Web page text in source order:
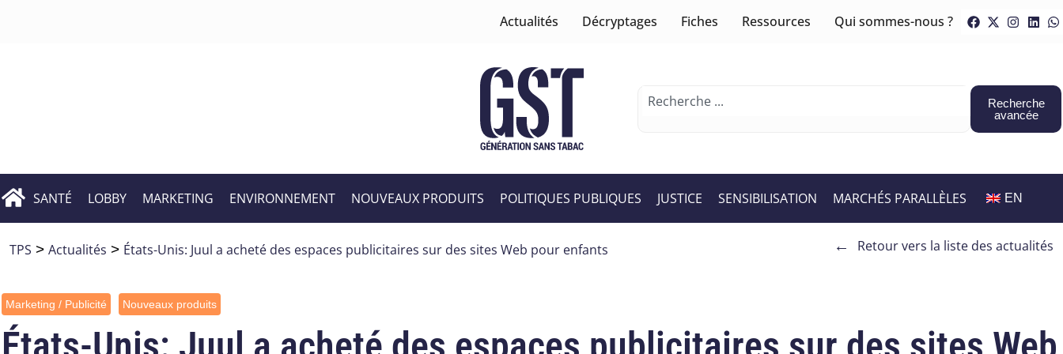
Actualités Décryptages Fiches Ressources Qui sommes-nous ?
Recherche
avancée
SANTÉ LOBBY MARKETING ENVIRONNEMENT NOUVEAUX PRODUITS POLITIQUES PUBLIQUES JUSTICE SENSIBILISATION MARCHÉS PARALLÈLES EN
TPS > Actualités > États-Unis: Juul a acheté des espaces publicitaires sur des sites Web pour enfants ← Retour vers la liste des actualités
Marketing / Publicité Nouveaux produits